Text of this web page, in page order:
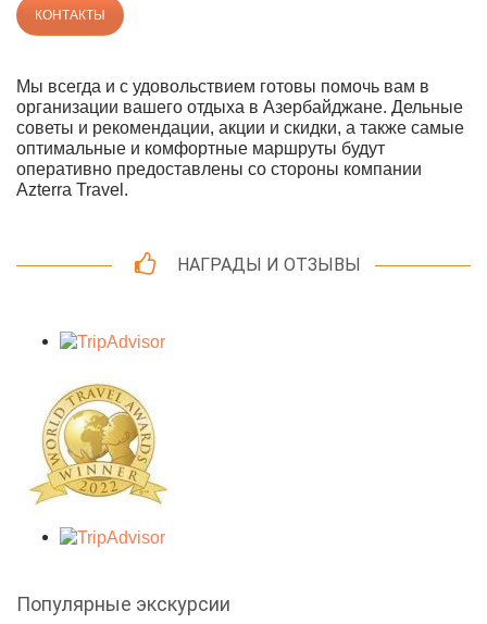
КОНТАКТЫ
Мы всегда и с удовольствием готовы помочь вам в
организации вашего отдыха в Азербайджане. Дельные
советы и рекомендации, акции и скидки, а также самые
оптимальные и комфортные маршруты будут
оперативно предоставлены со стороны компании
Azterra Travel.
НАГРАДЫ И ОТЗЫВЫ
Популярные экскурсии